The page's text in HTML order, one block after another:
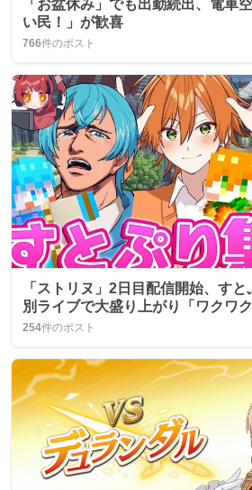
「お盆休み」でも出勤続出、電車
い民！」が歓喜
766件のポスト
「ストリヌ」2日目配信開始、す
別ライブで大盛り上がり「ワクワ
254件のポスト